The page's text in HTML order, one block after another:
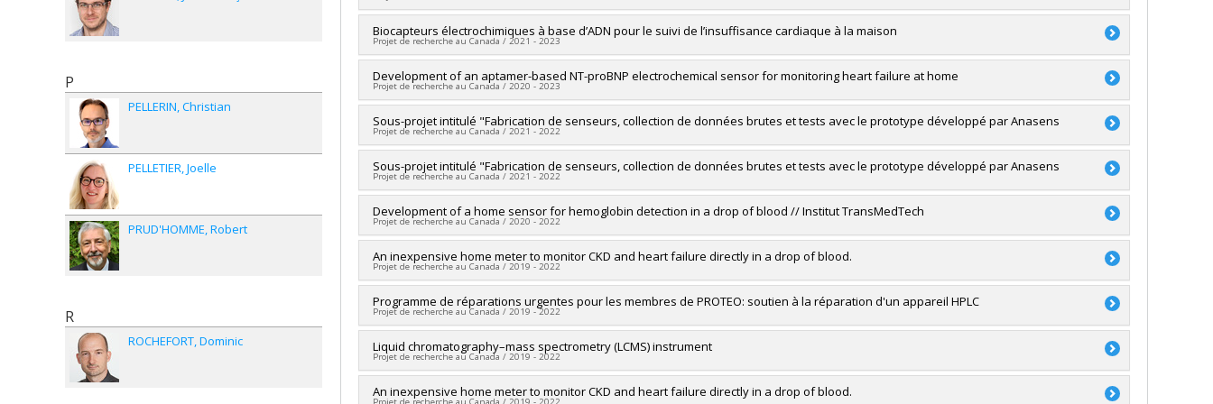
Grant programs:PVX50399-Chaires de recherche du Canada
Lead researcher :Alexis Vallée-Bélisle
Funding sources: Diagnostique Anasens (12266466 Canada inc.)
Grant programs:
Biocapteurs électrochimiques à base d’ADN pour le suivi de l’insuffisance cardiaque à la maison
Projet de recherche au Canada / 2021 - 2023
Lead researcher :Alexis Vallée-Bélisle
Funding sources: Ministère Économie et Innovation
Grant programs:PVXXXXXX-Soutien aux organismes de recherche et innovation (PSO) - Volet 2: Soutien aux projets
Development of an aptamer-based NT-proBNP electrochemical sensor for monitoring heart failure at home
Projet de recherche au Canada / 2020 - 2023
Lead researcher : Carl-Éric Aubin
Co-researchers : Alexis Vallée-Bélisle
Funding sources:SPIIE/Secrétariat des programmes interorganismes à l’intention des établissements
Grant programs:PVXXXXXX-Fonds d'excellence en recherche Apogée Canada/Fonds démarrage et opération
Sous-projet intitulé "Fabrication de senseurs, collection de données brutes et tests avec le prototype développé par Anasens
Projet de recherche au Canada / 2021 - 2022
Lead researcher : Alexis Vallée-Bélisle
Funding sources: Diagnostique Anasens (12266466 Canada inc.)
Grant programs:
Sous-projet intitulé "Fabrication de senseurs, collection de données brutes et tests avec le prototype développé par Anasens
Projet de recherche au Canada / 2021 - 2022
Lead researcher : Alexis Vallée-Bélisle
Funding sources: Vital Tracer
Grant programs:
Development of a home sensor for hemoglobin detection in a drop of blood // Institut TransMedTech
Projet de recherche au Canada / 2020 - 2022
Lead researcher :Carl-Éric Aubin
Co-researchers : Alexis Vallée-Bélisle
Funding sources:SPIIE/Secrétariat des programmes interorganismes à l’intention des établissements
Grant programs:PVXXXXXX-Fonds d'excellence en recherche Apogée Canada/Bourse
An inexpensive home meter to monitor CKD and heart failure directly in a drop of blood.
Projet de recherche au Canada / 2019 - 2022
Lead researcher :Alexis Vallée-Bélisle
Programme de réparations urgentes pour les membres de PROTEO: soutien à la réparation d'un appareil HPLC
Projet de recherche au Canada / 2019 - 2022
Lead researcher :Normand Voyer
Co-researchers : Alexis Vallée-Bélisle
Funding sources:FRQNT/Fonds de recherche du Québec - Nature et technologies (FQRNT)
Grant programs:PVXXXXXX-(RS) Programme de regroupements stratégiques
Liquid chromatography–mass spectrometry (LCMS) instrument
Projet de recherche au Canada / 2019 - 2022
Lead researcher :William Lubell
An inexpensive home meter to monitor CKD and heart failure directly in a drop of blood.
P
PELLERIN Christian
PELLETIER Joelle
PRUD'HOMME Robert
R
ROCHEFORT Dominic